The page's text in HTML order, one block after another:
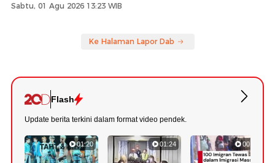
Sabtu, 01 Agu 2026 13:23 WIB
Ke Halaman Lapor Dab
Flash
Update berita terkini dalam format video pendek.
01:20 01:24 00:42